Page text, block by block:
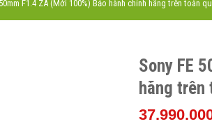
F1.4 ZA (Mới 100%) Bảo hành chính hãng trên toàn
Sony FE
hãng trên